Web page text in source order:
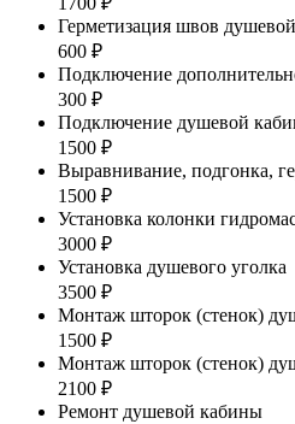
Герметизация швов
600 ₽
Подключение
300 ₽
Подключение душевой
1500 ₽
Выравнивание, подгонка,
1500 ₽
Установка колонки
3000 ₽
Установка душевого уголка
3500 ₽
Монтаж шторок (стенок)
1500 ₽
Монтаж шторок (стенок)
2100 ₽
Ремонт душевой кабины